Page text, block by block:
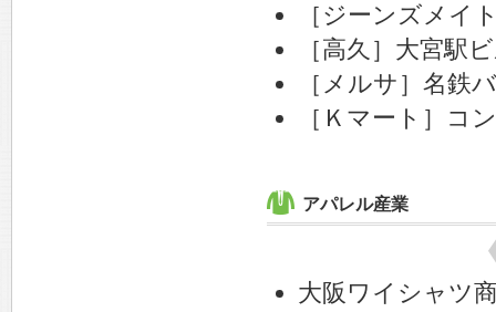
［ジーンズメイ
［高久］大宮駅
［メルサ］名鉄
［Ｋマート］コ
アパレル産業
大阪ワイシャツ